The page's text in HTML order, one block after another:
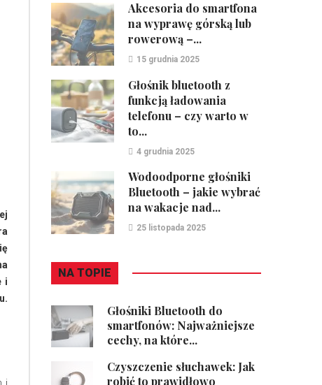
i
Akcesoria do smartfona
na wyprawę górską lub
rowerową –...
15 grudnia 2025
Głośnik bluetooth z
funkcją ładowania
telefonu – czy warto w
to...
4 grudnia 2025
Wodoodporne głośniki
Bluetooth – jakie wybrać
na wakacje nad...
25 listopada 2025
NA TOPIE
Głośniki Bluetooth do
smartfonów: Najważniejsze
cechy, na które...
Czyszczenie słuchawek: Jak
robić to prawidłowo